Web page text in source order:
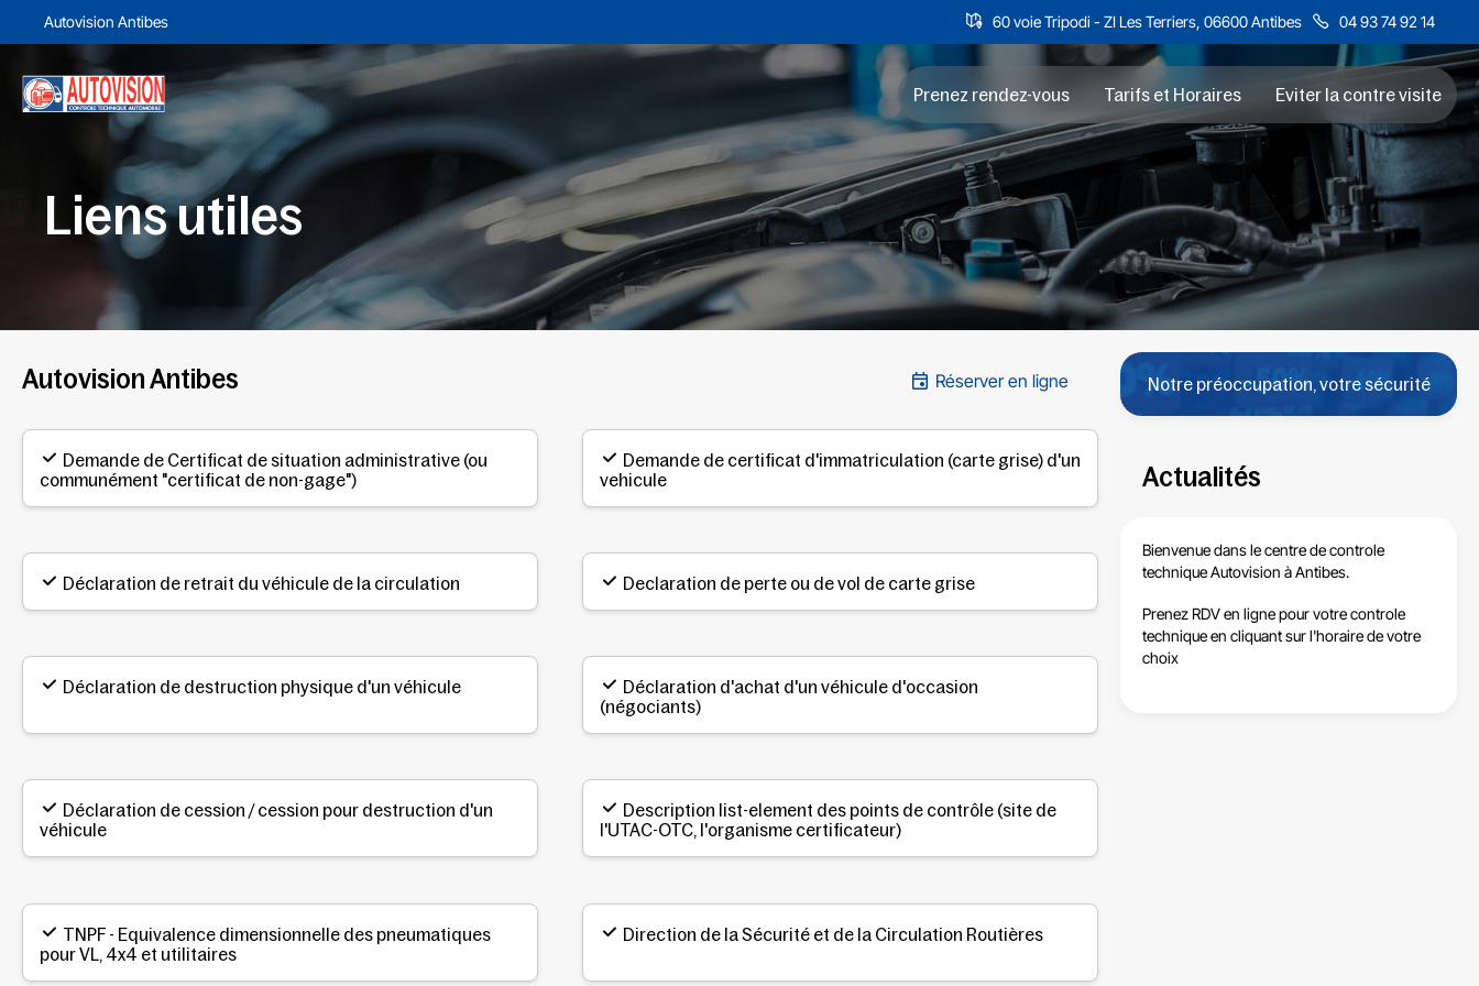
Autovision Antibes 60 voie Tripodi - ZI Les Terriers, 06600 Antibes 04 93 74 92 14
Prenez rendez-vous Tarifs et Horaires Eviter la contre visite
Liens utiles
Autovision Antibes Réserver en ligne
Demande de Certificat de situation administrative (ou
communément "certificat de non-gage")
Demande de certificat d'immatriculation (carte grise) d'un
vehicule
Déclaration de retrait du véhicule de la circulation Declaration de perte ou de vol de carte grise
Déclaration de destruction physique d'un véhicule
Déclaration d'achat d'un véhicule d'occasion
(négociants)
Déclaration de cession / cession pour destruction d'un
véhicule
Description list-element des points de contrôle (site de
l'UTAC-OTC, l'organisme certificateur)
TNPF - Equivalence dimensionnelle des pneumatiques
pour VL, 4x4 et utilitaires
Direction de la Sécurité et de la Circulation Routières
Notre préoccupation, votre sécurité
Actualités
Bienvenue dans le centre decontrole
technique Autovision à Antibes.
Prenez RDV en ligne pour votre controle
techniqueen cliquant sur l'horaire de votre
choix